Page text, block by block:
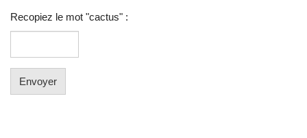
Recopiez le mot "cactus" :